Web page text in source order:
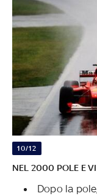
10/12
NEL 2000 POLE E
Dopo la pole,